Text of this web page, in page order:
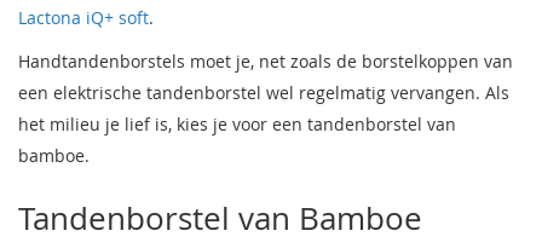
Lactona iQ+ soft.
Handtandenborstels moet je, net zoals de borstelkoppen van
een elektrische tandenborstel wel regelmatig vervangen. Als
het milieu je lief is, kies je voor een tandenborstel van
bamboe.
Tandenborstel van Bamboe